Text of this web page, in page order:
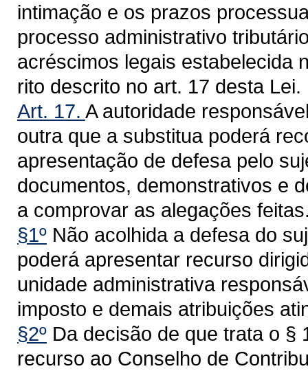
intimação e os prazos
processo administrativo
acréscimos legais estabelecida
rito descrito no art. 17 desta Lei.
Art. 17. A autoridade
outra que a substitua poderá
apresentação de defesa pelo
documentos, demonstrativos e
a comprovar as alegações
§1º Não acolhida a defesa do
poderá apresentar recurso
unidade administrativa
imposto e demais atribuições
§2º Da decisão de que trata o §
recurso ao Conselho de